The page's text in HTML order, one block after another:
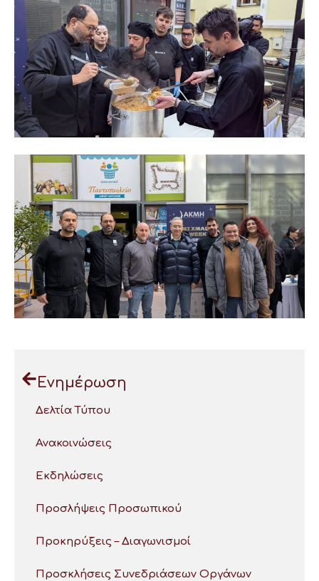
Ενημέρωση
Δελτία Τύπου
Ανακοινώσεις
Εκδηλώσεις
Προσλήψεις Προσωπικού
Προκηρύξεις – Διαγωνισμοί
Προσκλήσεις Συνεδριάσεων Οργάνων